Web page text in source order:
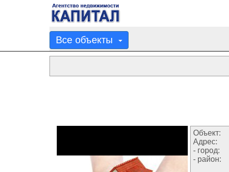
Все объекты
Объект:
Адрес:
- город:
- район: